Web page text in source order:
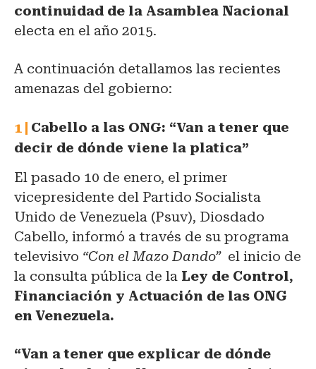
continuidad de la Asamblea Nacional
electa en el año 2015.
A continuación detallamos las recientes
amenazas del gobierno:
Cabello a las ONG: “Van a tener que
decir de dónde viene la platica”
El pasado 10 de enero, el primer
vicepresidente del Partido Socialista
Unido de Venezuela (Psuv), Diosdado
Cabello, informó a través de su programa
televisivo “Con el Mazo Dando” el inicio de
la consulta pública de la Ley de Control,
Financiación y Actuación de las ONG
en Venezuela.
“Van a tener que explicar de dónde